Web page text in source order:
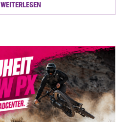
WEITERLESEN